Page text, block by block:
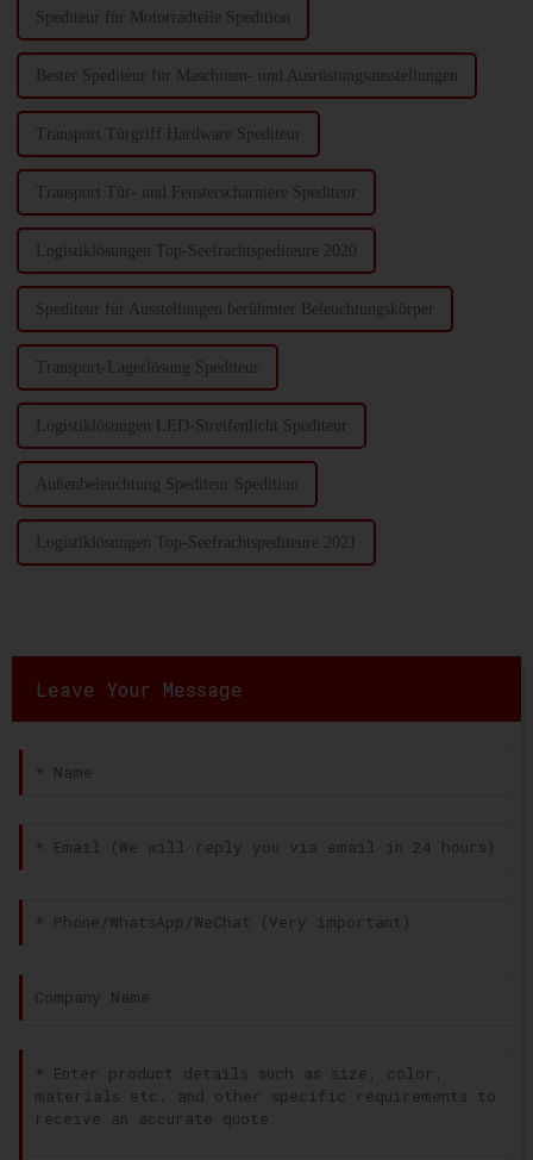
Spediteur für Motorradteile Spedition
Bester Spediteur für Maschinen- und Ausrüstungsausstellungen
Transport Türgriff Hardware Spediteur
Transport Tür- und Fensterscharniere Spediteur
Logistiklösungen Top-Seefrachtspediteure 2020
Spediteur für Ausstellungen berühmter Beleuchtungskörper
Transport-Lagerlösung Spediteur
Logistiklösungen LED-Streifenlicht Spediteur
Außenbeleuchtung Spediteur Spedition
Logistiklösungen Top-Seefrachtspediteure 2021
Leave Your Message